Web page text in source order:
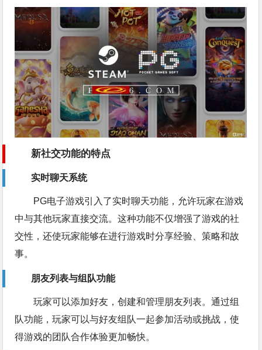
新社交功能的特点
实时聊天系统
PG电子游戏引入了实时聊天功能，允许玩家在游戏
中与其他玩家直接交流。这种功能不仅增强了游戏的社
交性，还使玩家能够在进行游戏时分享经验、策略和故
事。
朋友列表与组队功能
玩家可以添加好友，创建和管理朋友列表。通过组
队功能，玩家可以与好友组队一起参加活动或挑战，使
得游戏的团队合作体验更加畅快。